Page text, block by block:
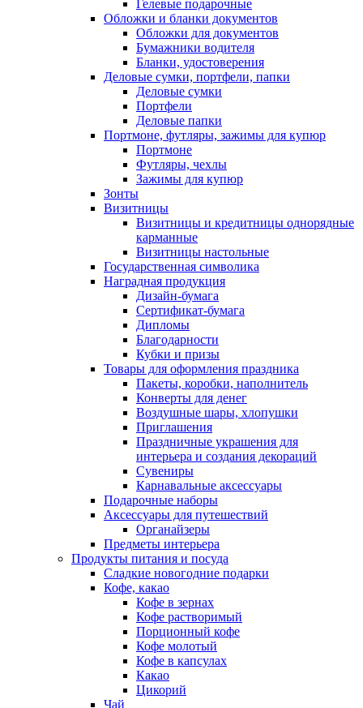
Гелевые подарочные
Обложки и бланки документов
Обложки для документов
Бумажники водителя
Бланки, удостоверения
Деловые сумки, портфели, папки
Деловые сумки
Портфели
Деловые папки
Портмоне, футляры, зажимы для купюр
Портмоне
Футляры, чехлы
Зажимы для купюр
Зонты
Визитницы
Визитницы и кредитницы однорядные
карманные
Визитницы настольные
Государственная символика
Наградная продукция
Дизайн-бумага
Сертификат-бумага
Дипломы
Благодарности
Кубки и призы
Товары для оформления праздника
Пакеты, коробки, наполнитель
Конверты для денег
Воздушные шары, хлопушки
Приглашения
Праздничные украшения для
интерьера и создания декораций
Сувениры
Карнавальные аксессуары
Подарочные наборы
Аксессуары для путешествий
Органайзеры
Предметы интерьера
Продукты питания и посуда
Сладкие новогодние подарки
Кофе, какао
Кофе в зернах
Кофе растворимый
Порционный кофе
Кофе молотый
Кофе в капсулах
Какао
Цикорий
Чай